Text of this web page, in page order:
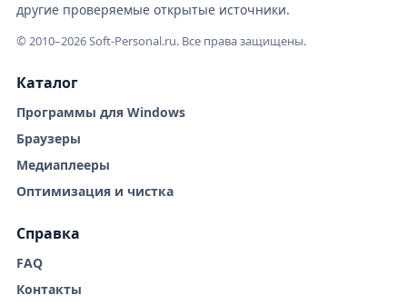
другие проверяемые открытые источники.
© 2010–2026 Soft-Personal.ru. Все права защищены.
Каталог
Программы для Windows
Браузеры
Медиаплееры
Оптимизация и чистка
Справка
FAQ
Контакты